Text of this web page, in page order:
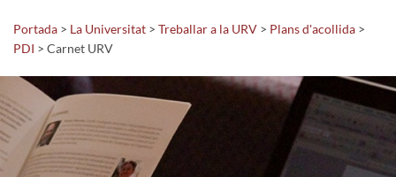
Portada > La Universitat > Treballar a la URV > Plans d'acollida >
PDI > Carnet URV